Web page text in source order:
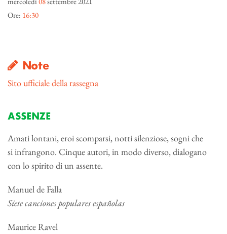
Ore: 16:30
Note
Sito ufficiale della rassegna
ASSENZE
Amati lontani, eroi scomparsi, notti silenziose, sogni che
si infrangono. Cinque autori, in modo diverso, dialogano
con lo spirito di un assente.
Manuel de Falla
Siete canciones populares españolas
Maurice Ravel